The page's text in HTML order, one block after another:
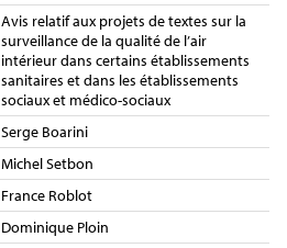
Avis relatif aux projets de textes sur la
surveillance de la qualité de l’air
intérieur dans certains établissements
sanitaires et dans les établissements
sociaux et médico-sociaux
Serge Boarini
Michel Setbon
France Roblot
Dominique Ploin